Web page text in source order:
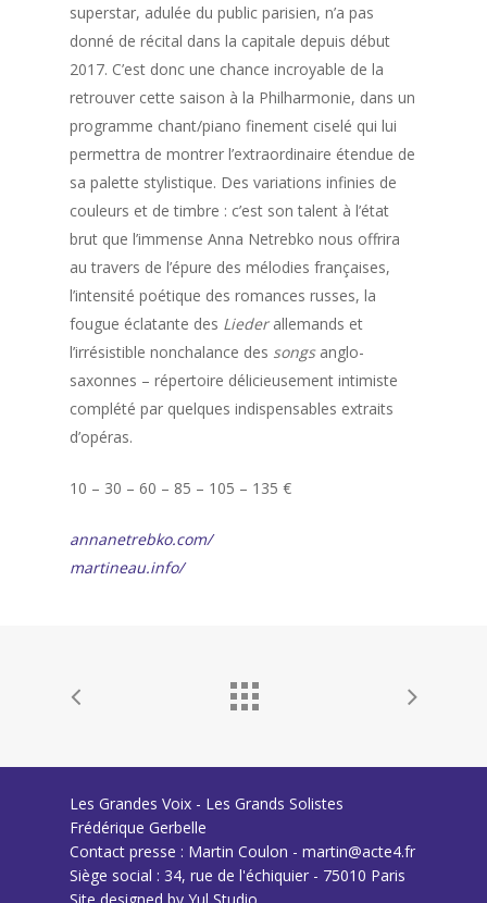
superstar, adulée du public parisien, n’a pas
donné de récital dans la capitale depuis début
2017. C’est donc une chance incroyable de la
retrouver cette saison à la Philharmonie, dans un
programme chant/piano finement ciselé qui lui
permettra de montrer l’extraordinaire étendue de
sa palette stylistique. Des variations infinies de
couleurs et de timbre : c’est son talent à l’état
brut que l’immense Anna Netrebko nous offrira
au travers de l’épure des mélodies françaises,
l’intensité poétique des romances russes, la
fougue éclatante des Liederallemands et
l’irrésistible nonchalance des songsanglo-
saxonnes – répertoire délicieusement intimiste
complété par quelques indispensables extraits
d’opéras.
10 – 30 – 60 – 85 – 105 – 135 €
annanetrebko.com/
martineau.info/
Les Grandes Voix - Les Grands Solistes
Frédérique Gerbelle
Contact presse : Martin Coulon - martin@acte4.fr
Siège social : 34, rue de l'échiquier - 75010 Paris